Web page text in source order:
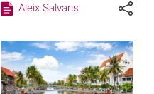
Aleix Salvans